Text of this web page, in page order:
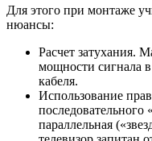
Для этого при монтаже
нюансы:
Расчет затухания.
мощности сигнала
кабеля.
Использование
последовательного
параллельная